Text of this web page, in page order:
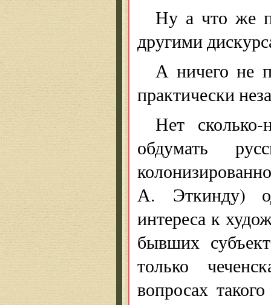
Ну а что же
другими
А ничего не
практически
Нет сколько-
обдумать
А. Эткинду)
интереса к
бывших
только
вопросах